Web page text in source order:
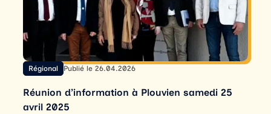
Régional Publié le 26.04.2026
Réunion d’information à Plouvien samedi 25
avril 2025